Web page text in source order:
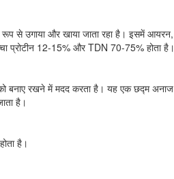
रूप से उगाया और खाया जाता रहा है। इसमें आयरन,
प्रोटीन 12-15% और TDN 70-75% होता है।
बनाए रखने में मदद करता है। यह एक छद्म अनाज
है।
है।